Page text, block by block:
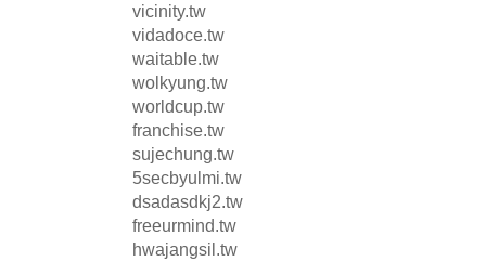
vicinity.tw
vidadoce.tw
waitable.tw
wolkyung.tw
worldcup.tw
franchise.tw
sujechung.tw
5secbyulmi.tw
dsadasdkj2.tw
freeurmind.tw
hwajangsil.tw